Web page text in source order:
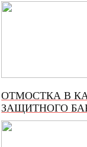
ОТМОСТКА В
ЗАЩИТНОГО